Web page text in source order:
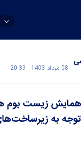
08 مرداد 1403 - 20:39
همایش زیست بوم
لزوم توجه به